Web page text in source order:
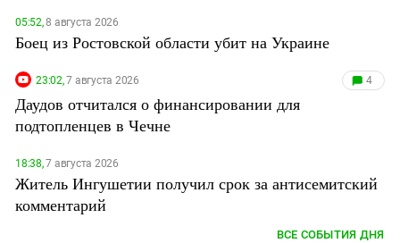
05:52,8 августа 2026
Боец из Ростовской области убит на Украине
23:02,7 августа 2026 4
Даудов отчитался о финансировании для
подтопленцев в Чечне
18:38,7 августа 2026
Житель Ингушетии получил срок за антисемитский
комментарий
ВСЕ СОБЫТИЯ ДНЯ